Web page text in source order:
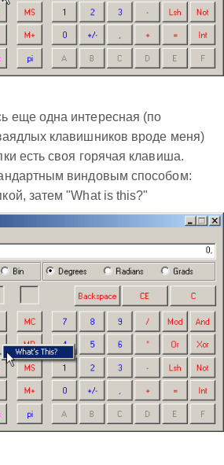
еще одна интересная (по
клавишников вроде меня)
есть своя горячая клавиша.
виндовым способом:
затем "What is this?"